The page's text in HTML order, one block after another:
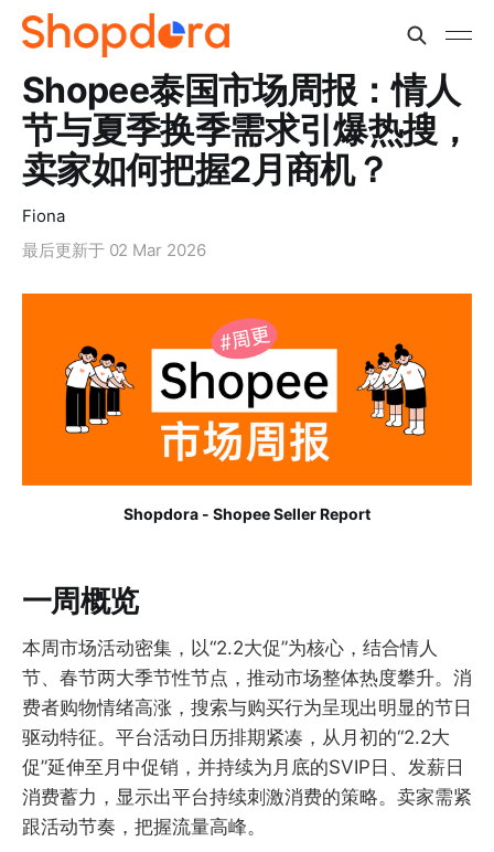
Shopee泰国市场周报：情人
节与夏季换季需求引爆热搜，
卖家如何把握2月商机？
Fiona
最后更新于 02 Mar 2026
Shopdora - Shopee Seller Report
一周概览
本周市场活动密集，以“2.2大促”为核心，结合情人
节、春节两大季节性节点，推动市场整体热度攀升。消
费者购物情绪高涨，搜索与购买行为呈现出明显的节日
驱动特征。平台活动日历排期紧凑，从月初的“2.2大
促”延伸至月中促销，并持续为月底的SVIP日、发薪日
消费蓄力，显示出平台持续刺激消费的策略。卖家需紧
跟活动节奏，把握流量高峰。